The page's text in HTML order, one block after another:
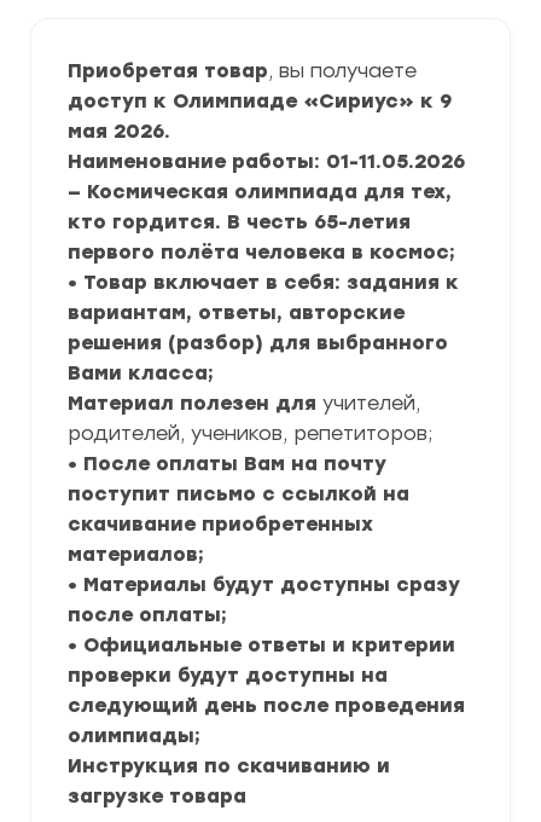
Приобретая товар, вы получаете
доступ к Олимпиаде «Сириус» к 9
мая 2026.
Наименование работы: 01-11.05.2026
— Космическая олимпиада для тех,
кто гордится. В честь 65-летия
первого полёта человека в космос;
• Товар включает в себя: задания к
вариантам, ответы, авторские
решения (разбор) для выбранного
Вами класса;
Материал полезен для учителей,
родителей, учеников, репетиторов;
• После оплаты Вам на почту
поступит письмо с ссылкой на
скачивание приобретенных
материалов;
• Материалы будут доступны сразу
после оплаты;
• Официальные ответы и критерии
проверки будут доступны на
следующий день после проведения
олимпиады;
Инструкция по скачиванию и
загрузке товара